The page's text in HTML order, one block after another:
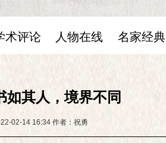
术评论 人物在线 名家经典
如其人，境界不同
02-14 16:34 作者：祝勇